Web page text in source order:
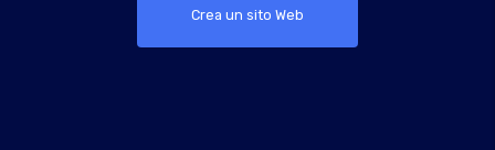
Crea un sito Web